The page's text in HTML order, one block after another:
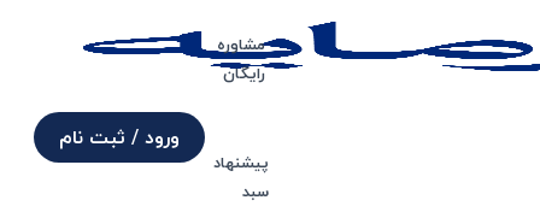
ورود / ثبت نام
مشاوره
رایگان
پیشنهاد
سبد